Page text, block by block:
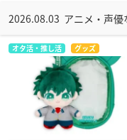
2026.08.03 アニメ・声優
オタ活・推し活 グッズ